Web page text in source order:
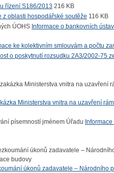
řízení S186/2013 216 KB
z oblasti hospodářské soutěže 116 KB
Informace o bankovních
ke kolektivním smlouvám a počtu
o poskytnutí rozsudku 2A3/2002-75
Ministerstva vnitra na uzavření
úkonů zadavatele – Národního